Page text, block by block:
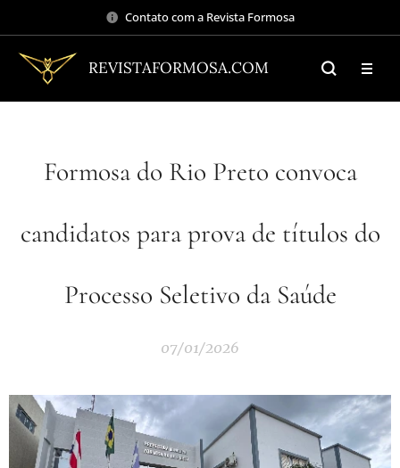
Contato com a Revista Formosa
REVISTAFORMOSA.COM
Formosa do Rio Preto convoca
candidatos para prova de títulos do
Processo Seletivo da Saúde
07/01/2026